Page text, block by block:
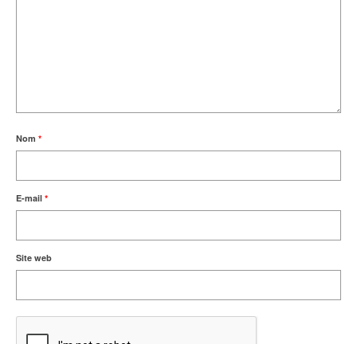
Nom *
E-mail *
Site web